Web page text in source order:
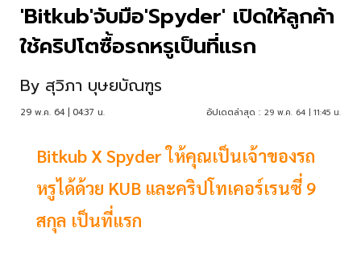
'Bitkub'จับมือ'Spyder' เปิดให้ลูกค้า
ใช้คริปโตซื้อรถหรูเป็นที่แรก
By สุวิภา บุษยบัณฑูร
29 พ.ค. 64 | 04:37 น. อัปเดตล่าสุด : 29 พ.ค. 64 | 11:45 น.
Bitkub X Spyder ให้คุณเป็นเจ้าของรถ
หรูได้ด้วย KUB และคริปโทเคอร์เรนซี่ 9
สกุล เป็นที่แรก